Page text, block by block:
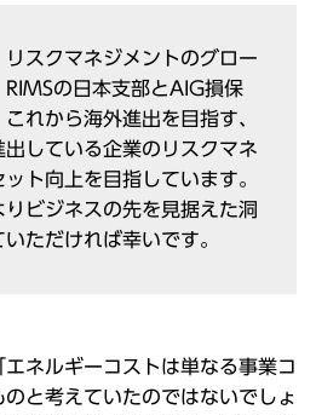
スクマネジメントのグロー
の⽇本⽀部とAIG損保
れから海外進出を⽬指す、
している企業のリスクマネ
ト向上を⽬指しています。
りビジネスの先を⾒据えた洞
ただければ幸いです。
ネルギーコストは単なる事業コ
と考えていたのではないでしょ